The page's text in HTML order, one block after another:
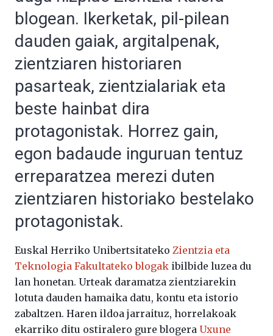
blogean. Ikerketak, pil-pilean
dauden gaiak, argitalpenak,
zientziaren historiaren
pasarteak, zientzialariak eta
beste hainbat dira
protagonistak. Horrez gain,
egon badaude inguruan tentuz
erreparatzea merezi duten
zientziaren historiako bestelako
protagonistak.
Euskal Herriko Unibertsitateko Zientzia eta
Teknologia Fakultateko blogak ibilbide luzea du
lan honetan. Urteak daramatza zientziarekin
lotuta dauden hamaika datu, kontu eta istorio
zabaltzen. Haren ildoa jarraituz, horrelakoak
ekarriko ditu ostiralero gure blogera Uxune